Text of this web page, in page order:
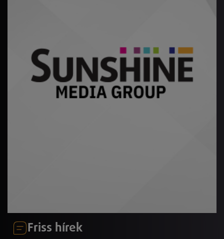
Friss hírek